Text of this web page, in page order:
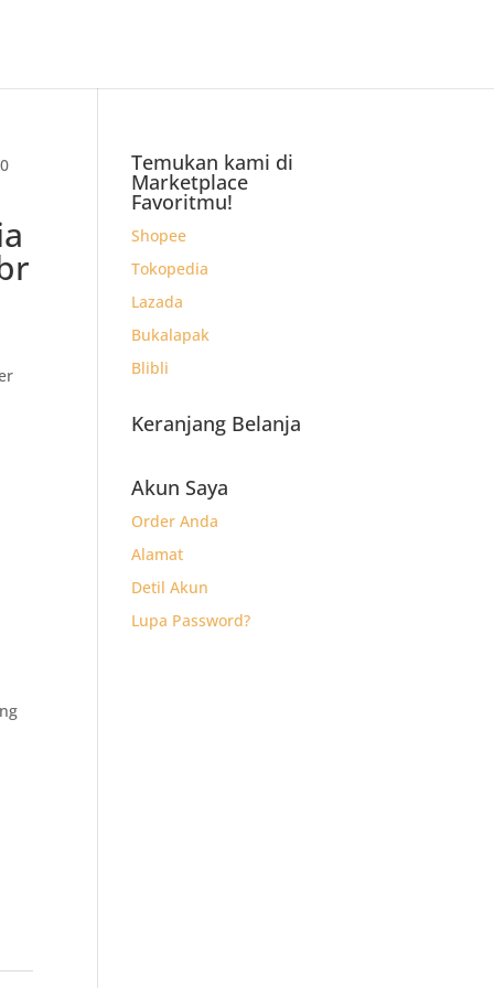
Temukan kami di
Marketplace
Favoritmu!
Shopee
Tokopedia
Lazada
Bukalapak
Blibli
Keranjang Belanja
Akun Saya
Order Anda
Alamat
Detil Akun
Lupa Password?